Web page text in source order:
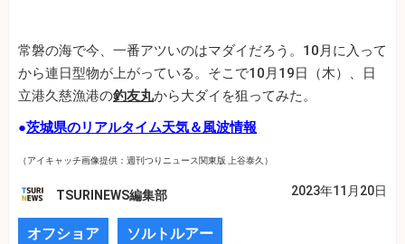
常磐の海で今、一番アツいのはマダイだろう。10月に入って
から連日型物が上がっている。そこで10月19日（木）、日
立港久慈漁港の釣友丸から大ダイを狙ってみた。
●茨城県のリアルタイム天気＆風波情報
（アイキャッチ画像提供：週刊つりニュース関東版 上谷泰久）
TSURINEWS編集部 2023年11月20日
オフショア ソルトルアー